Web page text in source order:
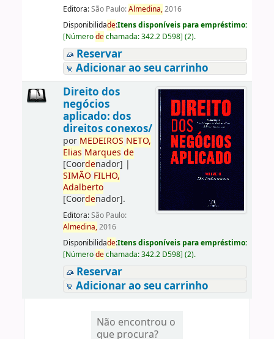
Editora:São Paulo:Almedina,2016
Disponibilidade:Itens disponíveis para empréstimo:
[Númerodechamada:342.2 D598] (2).
Reservar
Adicionar ao seu carrinho
Direito dos
negócios
aplicado: dos
direitos conexos/
por MEDEIROS NETO,
Elias Marques de
[Coordenador] |
SIMÃO FILHO,
Adalberto
[Coordenador].
Editora:São Paulo:
Almedina,2016
Disponibilidade:Itens disponíveis para empréstimo:
[Númerodechamada:342.2 D598] (2).
Reservar
Adicionar ao seu carrinho
Não encontrou o
que procura?